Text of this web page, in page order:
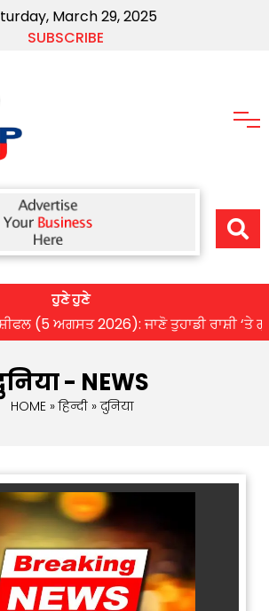
March 29, 2025
SUBSCRIBE
ਹੁਣੇ ਹੁਣੇ
2026): ਜਾਣੋ ਤੁਹਾਡੀ ਰਾਸ਼ੀ ‘ਤੇ ਗ੍ਰਹਿਆਂ
- NEWS
HOME»हिन्दी» दुनिया